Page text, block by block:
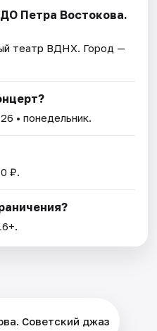
Петра Востокова.
театр ВДНХ . Город —
• понедельник.
₽.
Советский джаз